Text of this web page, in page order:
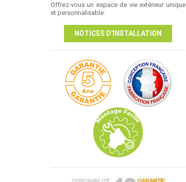
Offrez-vous un espace de vie extérieur unique
et personnalisable.
NOTICES D'INSTALLATION